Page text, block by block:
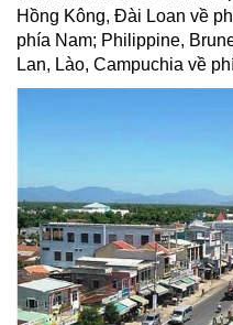
Hồng Kông, Đài Loan về
phía Nam; Philippine,
Lan, Lào, Campuchia về